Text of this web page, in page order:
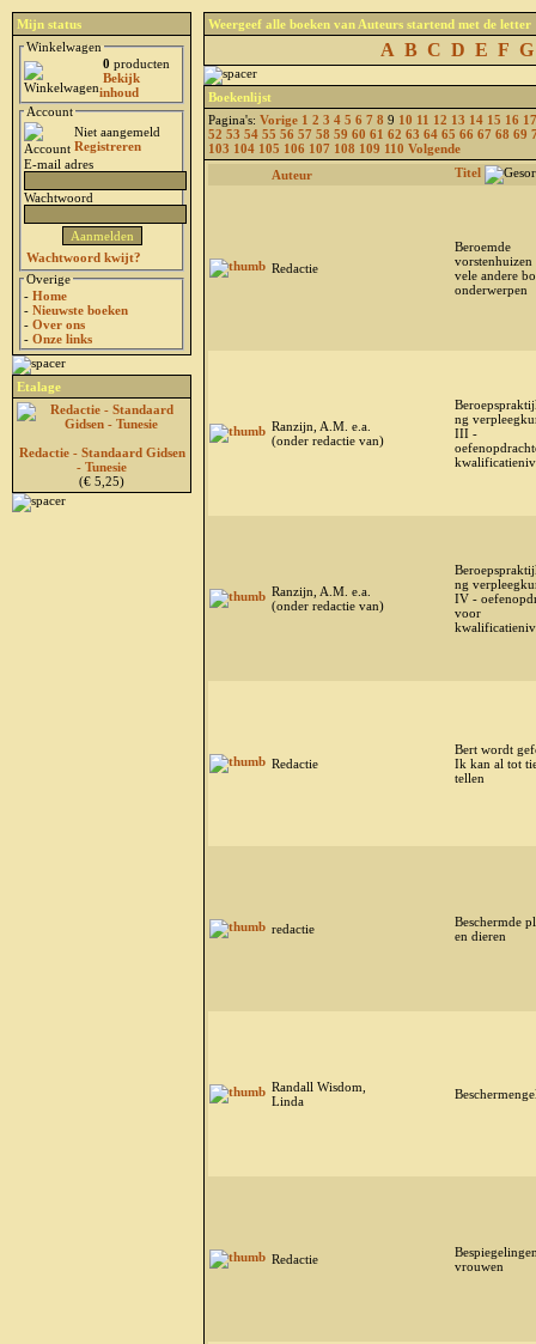
Mijn status
Winkelwagen
0 producten
Bekijk
inhoud
Account
Niet aangemeld
Registreren
E-mail adres
Wachtwoord
Wachtwoord kwijt?
Overige
- Home
- Nieuwste boeken
- Over ons
- Onze links
Etalage
Redactie - Standaard Gidsen
- Tunesie
(€ 5,25)
Weergeef alle boeken van Auteurs startend met de letter
A B C D E F G
Boekenlijst
Pagina's: Vorige 1 2 3 4 5 6 7 8 9 10 11 12 13 14 15 16 17
52 53 54 55 56 57 58 59 60 61 62 63 64 65 66 67 68 69
103 104 105 106 107 108 109 110 Volgende
Auteur
Titel
Redactie
Beroemde
vorstenhuizen
vele andere
onderwerpen
Ranzijn, A.M. e.a.
(onder redactie van)
ng
III -
Ranzijn, A.M. e.a.
(onder redactie van)
ng
IV -
voor
Redactie
Bert wordt
Ik kan al tot
tellen
redactie
Beschermde
en dieren
Randall Wisdom,
Linda
Redactie
vrouwen